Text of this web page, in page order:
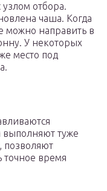
отбора.
чаша. Когда
можно направить в
У некоторых
место под
выполняют туже
точное время